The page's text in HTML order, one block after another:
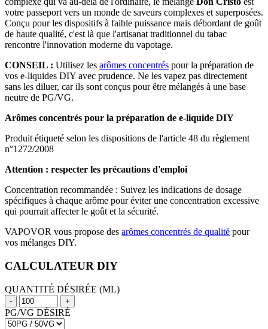
votre passeport vers un monde de saveurs complexes et superposées.
Conçu pour les dispositifs à faible puissance mais débordant de goût
de haute qualité, c'est là que l'artisanat traditionnel du tabac
rencontre l'innovation moderne du vapotage.
CONSEIL : Utilisez les arômes concentrés pour la préparation de
vos e-liquides DIY avec prudence. Ne les vapez pas directement
sans les diluer, car ils sont conçus pour être mélangés à une base
neutre de PG/VG.
Arômes concentrés pour la préparation de e-liquide DIY
Produit étiqueté selon les dispositions de l'article 48 du règlement
n°1272/2008
Attention : respecter les précautions d'emploi
Concentration recommandée : Suivez les indications de dosage
spécifiques à chaque arôme pour éviter une concentration excessive
qui pourrait affecter le goût et la sécurité.
VAPOVOR vous propose des arômes concentrés de qualité pour
vos mélanges DIY.
CALCULATEUR DIY
QUANTITÉ DÉSIRÉE (ML)
- +
PG/VG DÉSIRÉ